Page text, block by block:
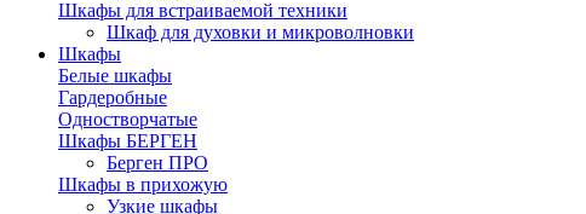
Шкафы для встраиваемой техники
Шкаф для духовки и микроволновки
Шкафы
Белые шкафы
Гардеробные
Одностворчатые
Шкафы БЕРГЕН
Берген ПРО
Шкафы в прихожую
Узкие шкафы